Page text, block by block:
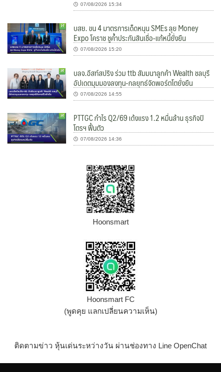
07/08/2026 15:34
บสย. ขน 4 มาตรการเด็ดหนุน SMEs ลุย Money
Expo โคราช ชูค้ำประกันสินเชื่อ-แก้หนี้ยั่งยืน
07/08/2026 15:20
บลจ.อีสท์สปริง ร่วม ttb สัมมนาลูกค้า Wealth ชลบุรี
อัปเดตมุมมองลงทุน-กลยุทธ์จัดพอร์ตโตยั่งยืน
07/08/2026 14:55
PTTGC กำไร Q2/69 เด้งแรง 1.2 หมื่นล้าน ธุรกิจปิ
โตรฯ ฟื้นตัว
07/08/2026 14:36
Hoonsmart
Hoonsmart FC
(พูดคุย แลกเปลี่ยนความเห็น)
ติดตามข่าว หุ้นเด่นระหว่างวัน ผ่านช่องทาง Line OpenChat